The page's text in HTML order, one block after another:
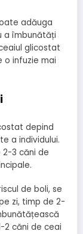
adăuga
a îmbunătăți
glicostat
o infuzie mai
depind
a individului.
2-3 căni de
de boli, se
zi, timp de 2-
2 căni de ceai